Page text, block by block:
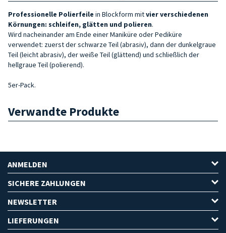
Professionelle Polierfeile in Blockform mitvier verschiedenen
Körnungen: schleifen, glätten und polieren.
Wird nacheinander am Ende einer Maniküre oder Pediküre
verwendet: zuerst der schwarze Teil (abrasiv), dann der dunkelgraue
Teil (leicht abrasiv), der weiße Teil (glättend) und schließlich der
hellgraue Teil (polierend).
5er-Pack.
Verwandte Produkte
ANMELDEN
SICHERE ZAHLUNGEN
NEWSLETTER
LIEFERUNGEN